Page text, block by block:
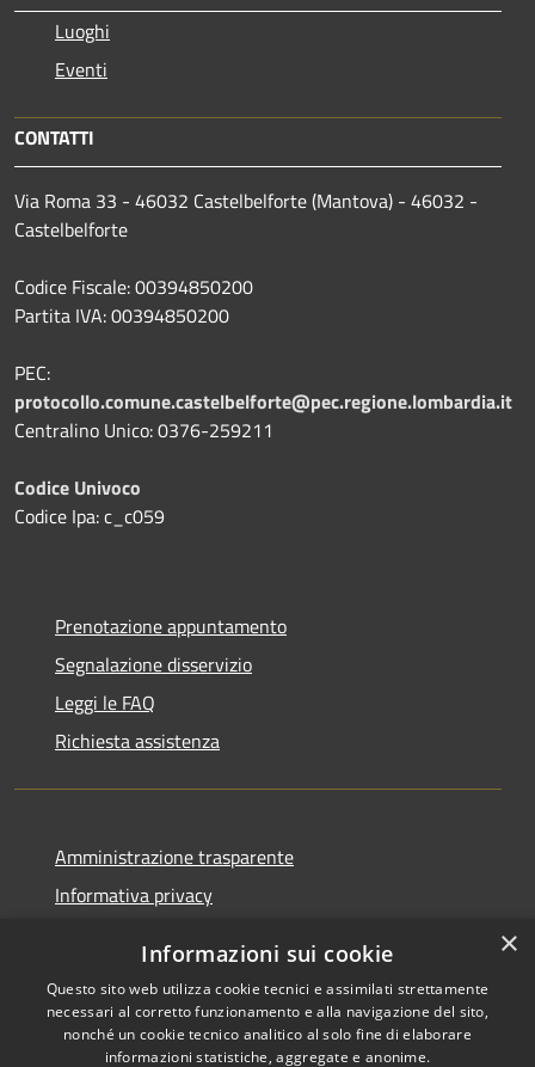
Luoghi
Eventi
CONTATTI
Via Roma 33 - 46032 Castelbelforte (Mantova) - 46032 -
Castelbelforte
Codice Fiscale: 00394850200
Partita IVA: 00394850200
PEC:
protocollo.comune.castelbelforte@pec.regione.lombardia.it
Centralino Unico: 0376-259211
Codice Univoco
Codice Ipa: c_c059
Prenotazione appuntamento
Segnalazione disservizio
Leggi le FAQ
Richiesta assistenza
Amministrazione trasparente
Informativa privacy
Dichiarazione di accessibilità
×
Informazioni sui cookie
Questo sito web utilizza cookie tecnici e assimilati strettamente
necessari al corretto funzionamento e alla navigazione del sito,
nonché un cookie tecnico analitico al solo fine di elaborare
informazioni statistiche, aggregate e anonime.